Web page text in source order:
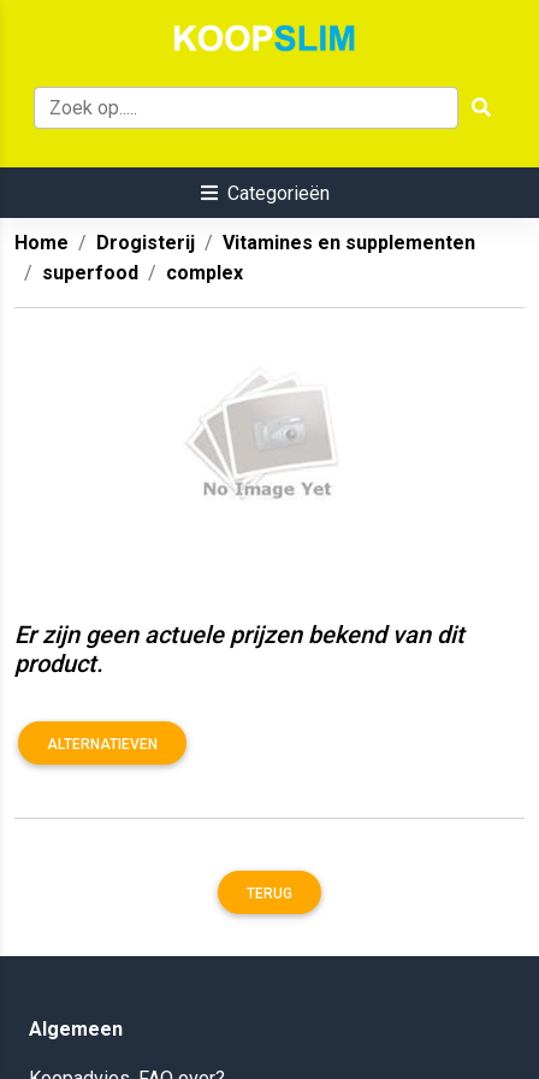
Categorieën
Home Drogisterij
Vitamines en supplementen
superfood
complex
Er zijn geen actuele prijzen bekend van dit
product.
ALTERNATIEVEN
TERUG
Algemeen